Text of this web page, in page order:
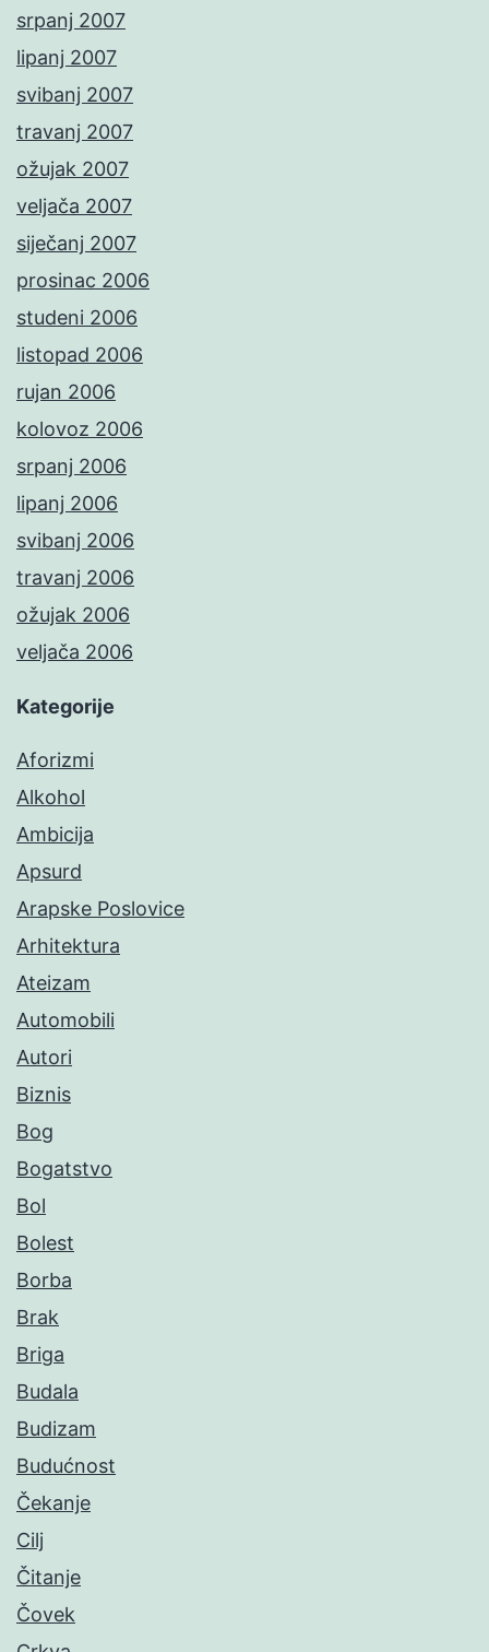
srpanj 2007
lipanj 2007
svibanj 2007
travanj 2007
ožujak 2007
veljača 2007
siječanj 2007
prosinac 2006
studeni 2006
listopad 2006
rujan 2006
kolovoz 2006
srpanj 2006
lipanj 2006
svibanj 2006
travanj 2006
ožujak 2006
veljača 2006
Kategorije
Aforizmi
Alkohol
Ambicija
Apsurd
Arapske Poslovice
Arhitektura
Ateizam
Automobili
Autori
Biznis
Bog
Bogatstvo
Bol
Bolest
Borba
Brak
Briga
Budala
Budizam
Budućnost
Čekanje
Cilj
Čitanje
Čovek